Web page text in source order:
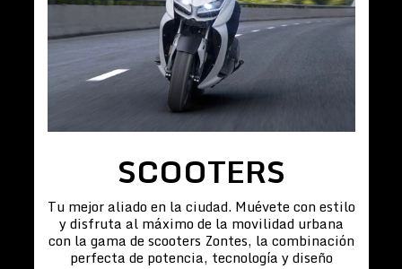
SCOOTERS
Tu mejor aliado en la ciudad. Muévete con estilo
y disfruta al máximo de la movilidad urbana
con la gama de scooters Zontes, la combinación
perfecta de potencia, tecnología y diseño